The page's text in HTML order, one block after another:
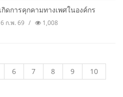
กิดการคุกคามทางเพศในองค์กร
6 ก.พ. 69 1,008
6 7 8 9 10